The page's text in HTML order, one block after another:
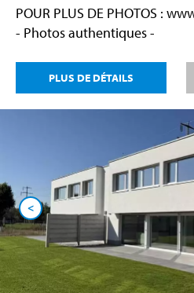
POUR PLUS DE PHOTOS :
- Photos authentiques -
PLUS DE DÉTAILS
<